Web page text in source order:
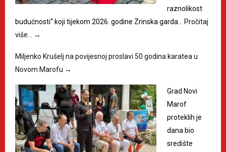
raznolikost
budućnosti“ koji tijekom 2026. godine Zrinska garda… Pročitaj
više… →
Miljenko Krušelj na povijesnoj proslavi 50 godina karatea u
Novom Marofu →
Grad Novi
Marof
proteklih je
dana bio
središte